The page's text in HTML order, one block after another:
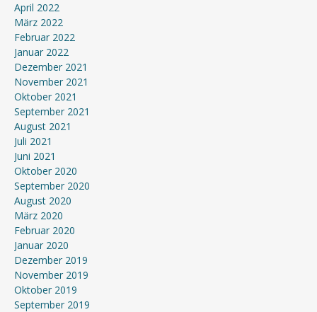
April 2022
März 2022
Februar 2022
Januar 2022
Dezember 2021
November 2021
Oktober 2021
September 2021
August 2021
Juli 2021
Juni 2021
Oktober 2020
September 2020
August 2020
März 2020
Februar 2020
Januar 2020
Dezember 2019
November 2019
Oktober 2019
September 2019